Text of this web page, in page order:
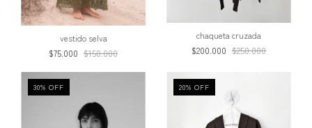
vestido selva
$75.000 $150.000
chaqueta cruzada
$200.000 $250.000
30% OFF 20% OFF